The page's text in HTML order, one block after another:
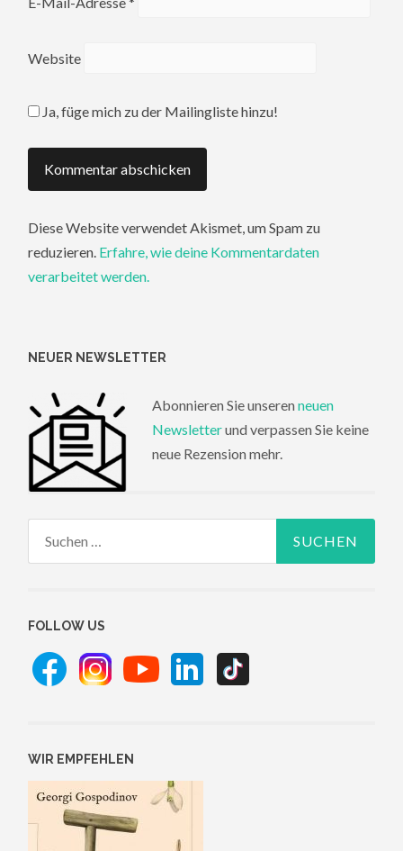
Website
Ja, füge mich zu der Mailingliste hinzu!
Diese Website verwendet Akismet, um Spam zu
reduzieren. Erfahre, wie deine Kommentardaten
verarbeitet werden.
NEUER NEWSLETTER
Abonnieren Sie unseren neuen
Newsletterund verpassen Sie keine
neue Rezension mehr.
FOLLOW US
WIR EMPFEHLEN